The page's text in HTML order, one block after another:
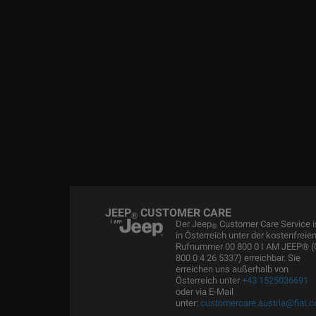
JEEP® CUSTOMER CARE
Der Jeep® Customer Care Service
in Österreich unter der kostenfreien
Rufnummer 00 800 0 I AM JEEP®
800 0 4 26 5337) erreichbar. Sie
erreichen uns außerhalb von
Österreich unter+43 1525036691
oder via E-Mail
unter: